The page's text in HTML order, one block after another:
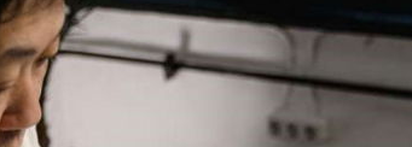
Architecture
Project
Building